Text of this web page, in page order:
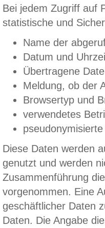
Bei jedem Zugriff auf
statistische und
Name der
Datum und
Übertragene
Meldung, ob der
Browsertyp und
verwendetes
Diese Daten werden
genutzt und werden
Zusammenführung
vorgenommen. Eine
geschäftlicher Daten
Daten. Die Angabe